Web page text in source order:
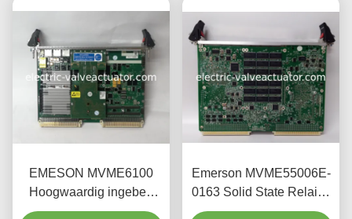
EMESON MVME6100
Hoogwaardig ingebed
industrieel moederbord
Emerson MVME55006E-
0163 Solid State Relais |
24V DC Ingang 6A